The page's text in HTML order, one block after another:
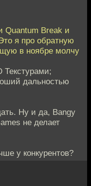
Quantum Break и
я про обратную
в ноябре молчу
Текстурами;
дальностью
Ну и да, Bangy
не делает
у конкурентов?